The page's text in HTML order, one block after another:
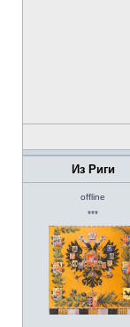
Из Риги
offline
***